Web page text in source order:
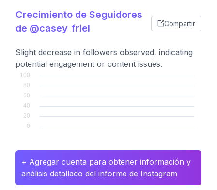
Crecimiento de Seguidores
de @casey_friel
Compartir
Slight decrease in followers observed, indicating
potential engagement or content issues.
+ Agregar cuenta para obtener información y
análisis detallado del informe de Instagram